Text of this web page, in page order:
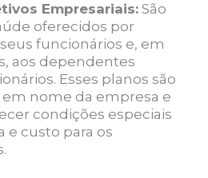
Empresariais: São
oferecidos por
funcionários e, em
aos dependentes
Esses planos são
nome da empresa e
condições especiais
e custo para os